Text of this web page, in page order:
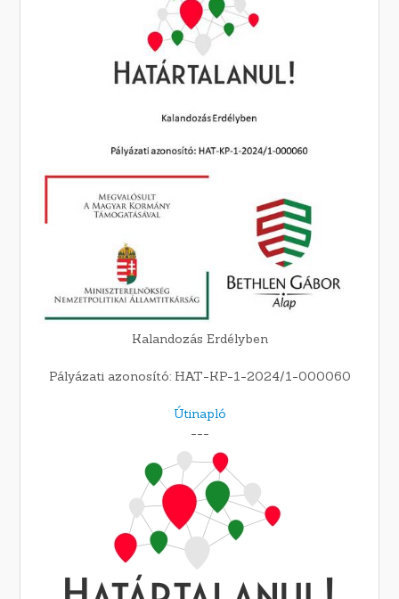
Kalandozás Erdélyben
Pályázati azonosító: HAT-KP-1-2024/1-000060
Útinapló
---